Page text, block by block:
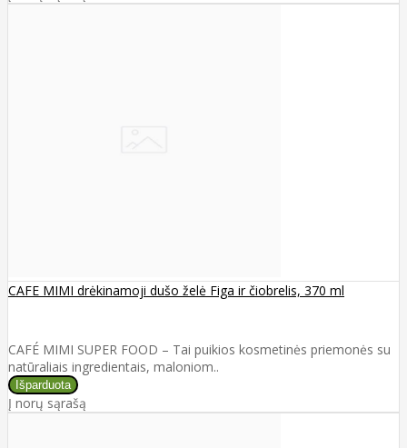
CAFE MIMI drėkinamoji dušo želė Figa ir čiobrelis, 370 ml
CAFÉ MIMI SUPER FOOD – Tai puikios kosmetinės priemonės su
natūraliais ingredientais, maloniom..
Į norų sąrašą